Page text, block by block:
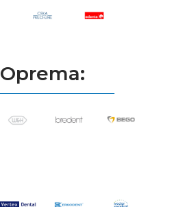
Oprema: